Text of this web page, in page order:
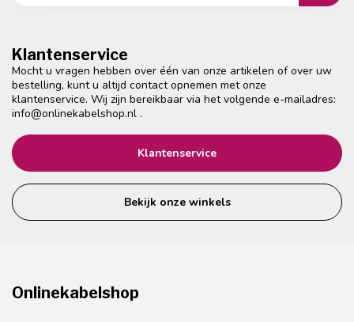
Klantenservice
Mocht u vragen hebben over één van onze artikelen of over uw
bestelling, kunt u altijd contact opnemen met onze
klantenservice. Wij zijn bereikbaar via het volgende e-mailadres:
info@onlinekabelshop.nl .
Klantenservice
Bekijk onze winkels
Onlinekabelshop